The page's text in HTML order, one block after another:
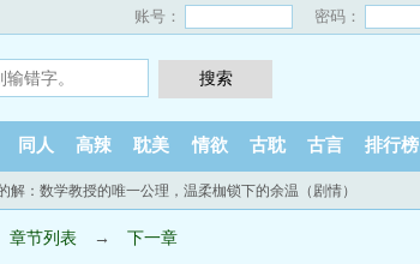
账号： 密码：
同人 高辣 耽美 情欲 古耽 古言 排行榜
解：数学教授的唯一公理，温柔枷锁下的余温（剧情）
章节列表 → 下一章